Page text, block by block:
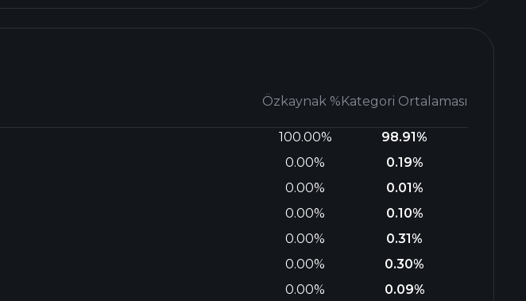
Özkaynak %Kategori Ortalaması
100.00%
98.91%
0.00%
0.19%
0.00%
0.01%
0.00%
0.10%
0.00%
0.31%
0.00%
0.30%
0.00%
0.09%